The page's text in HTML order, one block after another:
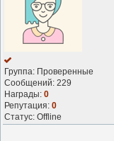
Группа: Проверенные
Сообщений: 229
Награды: 0
Репутация: 0
Статус: Offline